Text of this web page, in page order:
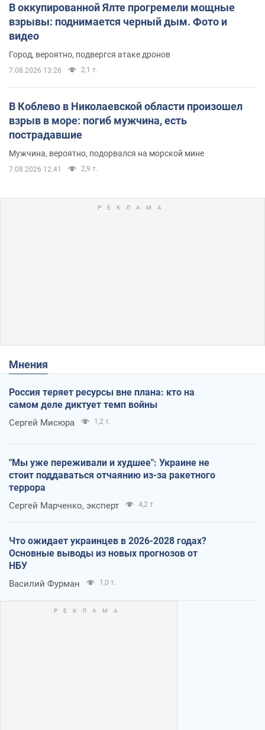
В оккупированной Ялте прогремели мощные
взрывы: поднимается черный дым. Фото и
видео
Город, вероятно, подвергся атаке дронов
7.08.2026 13:26 2,1 т.
В Коблево в Николаевской области произошел
взрыв в море: погиб мужчина, есть
пострадавшие
Мужчина, вероятно, подорвался на морской мине
7.08.2026 12:41 2,9 т.
Мнения
Россия теряет ресурсы вне плана: кто на
самом деле диктует темп войны
Сергей Мисюра 1,2 т.
"Мы уже переживали и худшее": Украине не
стоит поддаваться отчаянию из-за ракетного
террора
Сергей Марченко, эксперт 4,2 т.
Что ожидает украинцев в 2026-2028 годах?
Основные выводы из новых прогнозов от
НБУ
Василий Фурман 1,0 т.